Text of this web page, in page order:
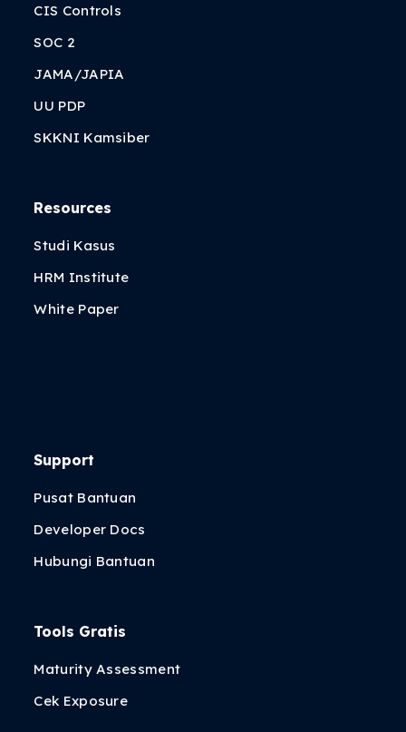
CIS Controls
SOC 2
JAMA/JAPIA
UU PDP
SKKNI Kamsiber
Resources
Studi Kasus
HRM Institute
White Paper
Support
Pusat Bantuan
Developer Docs
Hubungi Bantuan
Tools Gratis
Maturity Assessment
Cek Exposure